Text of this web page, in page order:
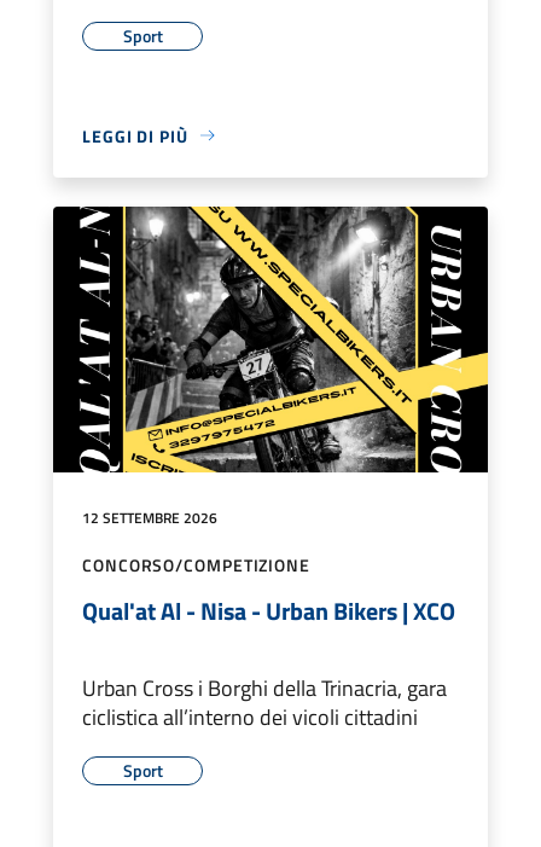
Sport
LEGGI DI PIÙ
12 SETTEMBRE 2026
CONCORSO/COMPETIZIONE
Qual'at Al - Nisa - Urban Bikers | XCO
Urban Cross i Borghi della Trinacria, gara
ciclistica all’interno dei vicoli cittadini
Sport